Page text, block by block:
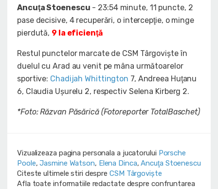
Ancuţa Stoenescu - 23:54 minute, 11 puncte, 2
pase decisive, 4 recuperări, o intercepţie, o minge
pierdută, 9 la eficienţă
Restul punctelor marcate de CSM Târgovişte în
duelul cu Arad au venit pe mâna următoarelor
sportive: Chadijah Whittington 7, Andreea Huţanu
6, Claudia Uşurelu 2, respectiv Selena Kirberg 2.
*Foto: Răzvan Păsărică (Fotoreporter TotalBaschet)
Vizualizeaza pagina personala a jucatorului Porsche
Poole,Jasmine Watson, Elena Dinca,Ancuţa Stoenescu
Citeste ultimele stiri despre CSM Târgoviște
Afla toate informatiile redactate despre confruntarea